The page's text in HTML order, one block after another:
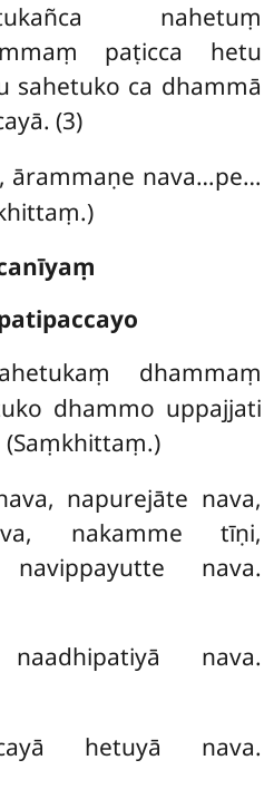
nahetuṃ
paṭicca hetu
sahetuko ca dhammā
(3)
ārammaṇe nava…pe…
dhammaṃ
dhammo uppajjati
napurejāte nava,
nakamme tīṇi,
nava.
naadhipatiyā nava.
hetuyā nava.